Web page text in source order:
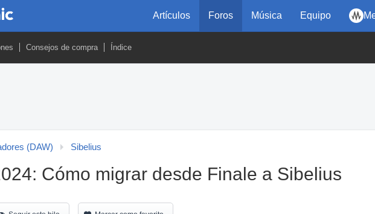
Artículos Foros Música Equipo
Consejos de compra Índice
(DAW) Sibelius
Cómo migrar desde Finale a Sibelius